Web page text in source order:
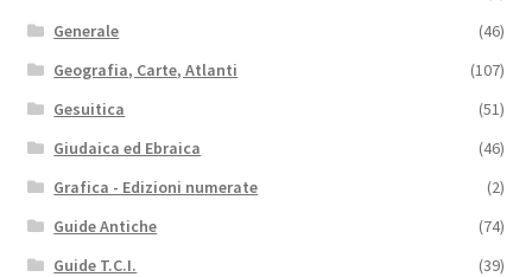
Generale
(46)
Geografia, Carte, Atlanti
(107)
Gesuitica
(51)
Giudaica ed Ebraica
(46)
Grafica - Edizioni numerate
(2)
Guide Antiche
(74)
Guide T.C.I.
(39)